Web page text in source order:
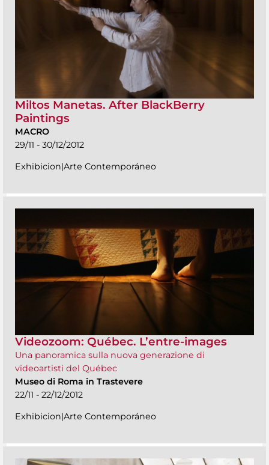
Miltos Manetas. After BlackBerry
Paintings
MACRO
29/11 - 30/12/2012
Exhibicion|Arte Contemporáneo
Videozoom: Québec. L’entre-images
Una panoramica sulla nuova generazione di
videoartisti del Québec
Museo di Roma in Trastevere
22/11 - 22/12/2012
Exhibicion|Arte Contemporáneo